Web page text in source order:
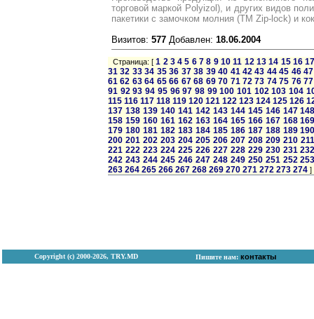
торговой маркой Polyizol), и других видов
пакетики с замочком молния (ТМ Zip-lock) и
Визитов: 577 Добавлен: 18.06.2004
Страница: [1 2 3 4 5 6 7 8 9 10 11 12 13 14 15 16
31 32 33 34 35 36 37 38 39 40 41 42 43 44 45 46 47
61 62 63 64 65 66 67 68 69 70 71 72 73 74 75 76 77
91 92 93 94 95 96 97 98 99 100 101 102 103 104
115 116 117 118 119 120 121 122 123 124 125 126
137 138 139 140 141 142 143 144 145 146 147
158 159 160 161 162 163 164 165 166 167 168
179 180 181 182 183 184 185 186 187 188 189
200 201 202 203 204 205 206 207 208 209 210 211
221 222 223 224 225 226 227 228 229 230 231
242 243 244 245 246 247 248 249 250 251 252
263 264 265 266 267 268 269 270 271 272 273 274 ]
Copyright (с) 2000-2026, TRY.MD Пишите нам: контакты